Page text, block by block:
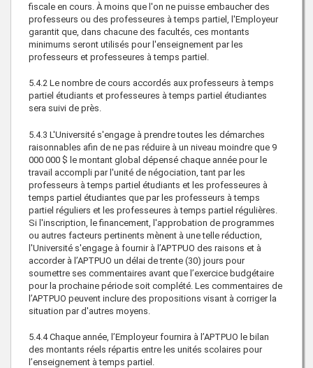
fiscale en cours. À moins que l'on ne puisse embaucher des
professeurs ou des professeures à temps partiel, l'Employeur
garantit que, dans chacune des facultés, ces montants
minimums seront utilisés pour l'enseignement par les
professeurs et professeures à temps partiel.
5.4.2 Le nombre de cours accordés aux professeurs à temps
partiel étudiants et professeures à temps partiel étudiantes
sera suivi de près.
5.4.3 L'Université s'engage à prendre toutes les démarches
raisonnables afin de ne pas réduire à un niveau moindre que 9
000 000 $ le montant global dépensé chaque année pour le
travail accompli par l'unité de négociation, tant par les
professeurs à temps partiel étudiants et les professeures à
temps partiel étudiantes que par les professeurs à temps
partiel réguliers et les professeures à temps partiel régulières.
Si l'inscription, le financement, l'approbation de programmes
ou autres facteurs pertinents mènent à une telle réduction,
l'Université s'engage à fournir à l’APTPUO des raisons et à
accorder à l’APTPUO un délai de trente (30) jours pour
soumettre ses commentaires avant que l’exercice budgétaire
pour la prochaine période soit complété. Les commentaires de
l’APTPUO peuvent inclure des propositions visant à corriger la
situation par d'autres moyens.
5.4.4 Chaque année, l’Employeur fournira à l’APTPUO le bilan
des montants réels répartis entre les unités scolaires pour
l’enseignement à temps partiel.